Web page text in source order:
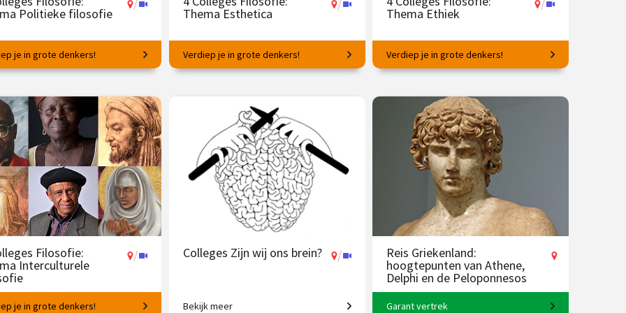
Politieke filosofie
/
voor succesvol samenleven.
vanaf 23 mrt.
Op locatie of online
je in grote denkers!
Thema Esthetica
/
Filosofische vragen rondom
schoonheid en kunst.
Op locatie of online
Verdiep je in grote denkers!
Thema Ethiek
/
Hoe op de juiste manier te handelen?
€ 145.00 vanaf 16 feb.
Op locatie of online
Verdiep je in grote denkers!
Filosofie:
Interculturele
/
wij leren van denkers
je in grote denkers!
Colleges Zijn wij ons brein? /
Tussen brein en beleving met Rico
Bekijk meer
Reis Griekenland:
hoogtepunten van Athene,
Delphi en de Peloponnesos
8-daagse reis o.l.v. Karin Braamhorst
Garant vertrek